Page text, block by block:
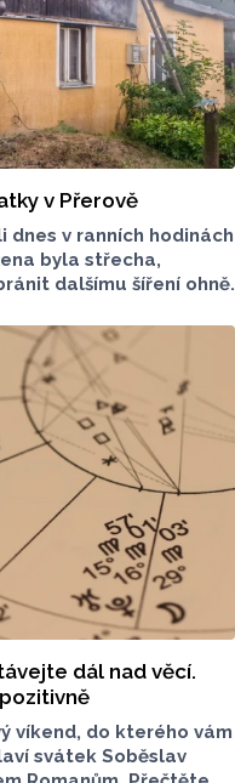
v Přerově
dnes v ranních hodinách
byla střecha,
dalšímu šíření ohně.
dál nad věcí.
víkend, do kterého vám
svátek Soběslav